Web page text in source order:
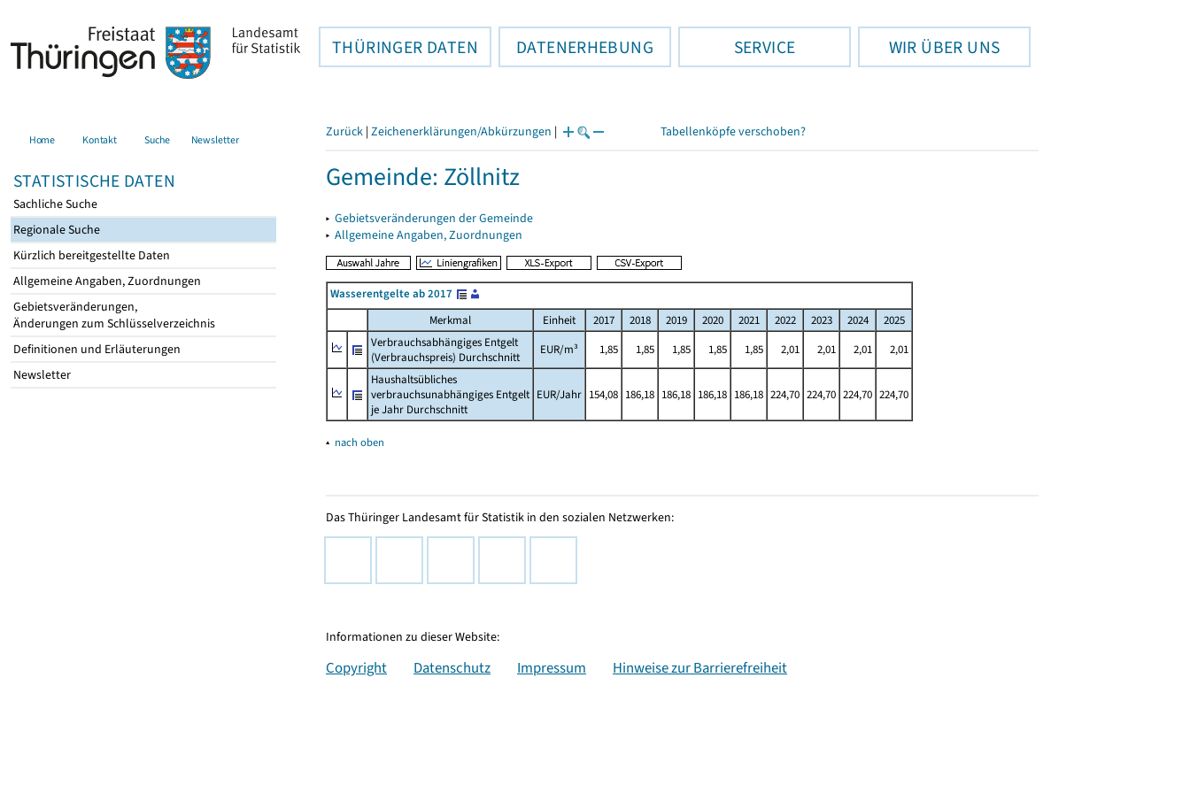
THÜRINGER DATEN DATENERHEBUNG SERVICE WIR ÜBER UNS
Home Kontakt Suche Newsletter
STATISTISCHE DATEN
Sachliche Suche
Regionale Suche
Kürzlich bereitgestellte Daten
Allgemeine Angaben, Zuordnungen
Gebietsveränderungen,
Änderungen zum Schlüsselverzeichnis
Definitionen und Erläuterungen
Newsletter
Zurück | Zeichenerklärungen/Abkürzungen | Tabellenköpfe verschoben?
Gemeinde: Zöllnitz
▸ Gebietsveränderungen der Gemeinde
▸ Allgemeine Angaben, Zuordnungen
Wasserentgelte ab 2017
Merkmal
Einheit 2017 2018 2019 2020 2021 2022 2023 2024
2025
Verbrauchsabhängiges Entgelt
(Verbrauchspreis) Durchschnitt
EUR/m³ 1,85 1,85 1,85 1,85 1,85 2,01 2,01 2,01
2,01
Haushaltsübliches
verbrauchsunabhängiges Entgelt
je Jahr Durchschnitt
EUR/Jahr 154,08 186,18 186,18 186,18 186,18 224,70 224,70 224,70 224,70
▴ nach oben
Das Thüringer Landesamt für Statistik in den sozialen Netzwerken:
Informationen zu dieser Website:
Copyright Datenschutz Impressum Hinweise zur Barrierefreiheit